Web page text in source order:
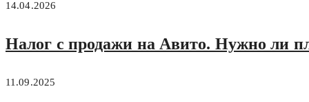
14.04.2026
Налог с продажи на Авито. Нужно ли
11.09.2025